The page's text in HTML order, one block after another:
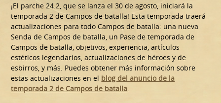
¡El parche 24.2, que se lanza el 30 de agosto, iniciará la
temporada 2 de Campos de batalla! Esta temporada traerá
actualizaciones para todo Campos de batalla: una nueva
Senda de Campos de batalla, un Pase de temporada de
Campos de batalla, objetivos, experiencia, artículos
estéticos legendarios, actualizaciones de héroes y de
esbirros, y más. Puedes obtener más información sobre
estas actualizaciones en el blog del anuncio de la
temporada 2 de Campos de batalla